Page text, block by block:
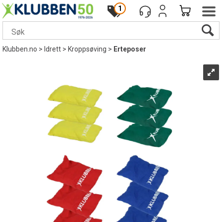
1
Klubben.no> Idrett>Kroppsøving> Erteposer